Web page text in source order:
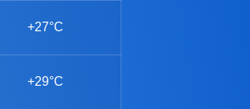
+27°C
+29°C